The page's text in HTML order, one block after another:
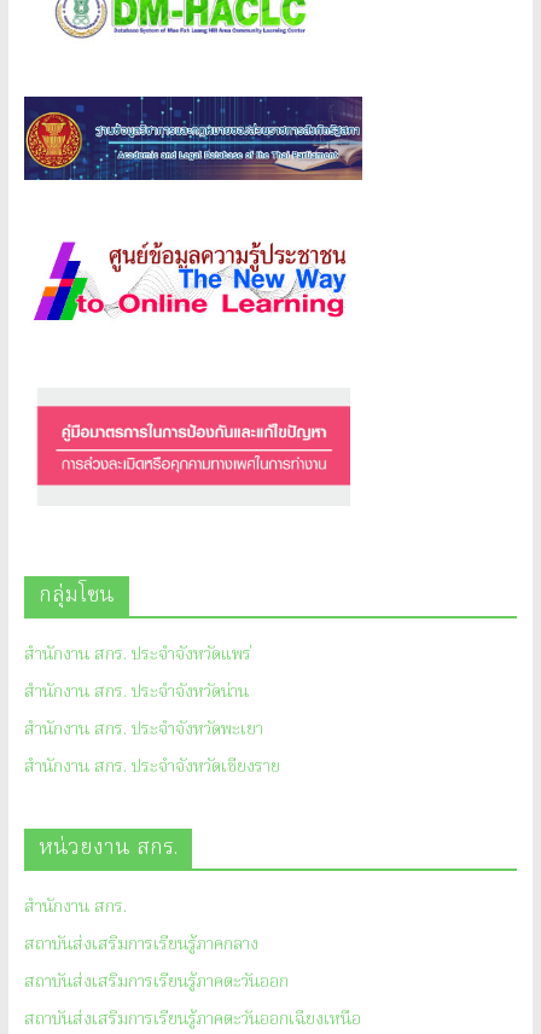
กลุ่มโซน
สำนักงาน สกร. ประจำจังหวัดแพร่
สำนักงาน สกร. ประจำจังหวัดน่าน
สำนักงาน สกร. ประจำจังหวัดพะเยา
สำนักงาน สกร. ประจำจังหวัดเชียงราย
หน่วยงาน สกร.
สำนักงาน สกร.
สถาบันส่งเสริมการเรียนรู้ภาคกลาง
สถาบันส่งเสริมการเรียนรู้ภาคตะวันออก
สถาบันส่งเสริมการเรียนรู้ภาคตะวันออกเฉียงเหนือ